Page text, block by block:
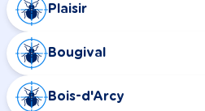
Plaisir
Bougival
Bois-d'Arcy